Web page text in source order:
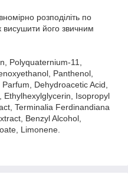
розподіліть по
його звичним
Polyquaternium-11,
Panthenol,
Dehydroacetic Acid,
Ethylhexylglycerin, Isopropyl
Terminalia Ferdinandiana
Benzyl Alcohol,
Limonene.